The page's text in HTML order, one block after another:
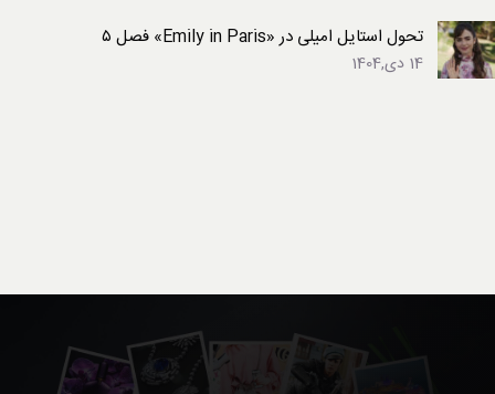
تحول استایل امیلی در «Emily in Paris» فصل ۵
14 دی,1404